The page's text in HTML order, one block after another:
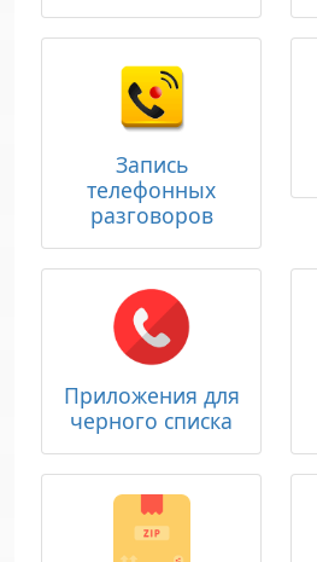
Запись
телефонных
разговоров
Приложения для
черного списка